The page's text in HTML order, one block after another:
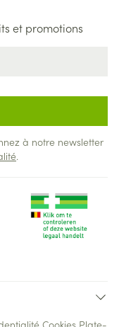
et promotions
à notre newsletter
.
Cookies Plate-